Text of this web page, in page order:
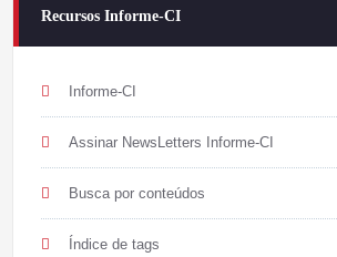
Recursos Informe-CI
Informe-CI
Assinar NewsLetters Informe-CI
Busca por conteúdos
Índice de tags